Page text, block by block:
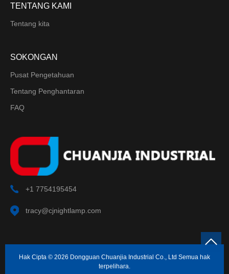
TENTANG KAMI
Tentang kita
SOKONGAN
Pusat Pengetahuan
Tentang Penghantaran
FAQ
+1 7754195454
tracy@cjnightlamp.com
Hak Cipta © 2026 Dongguan Chuanjia Industrial Co., Ltd Semua hak
terpelihara.